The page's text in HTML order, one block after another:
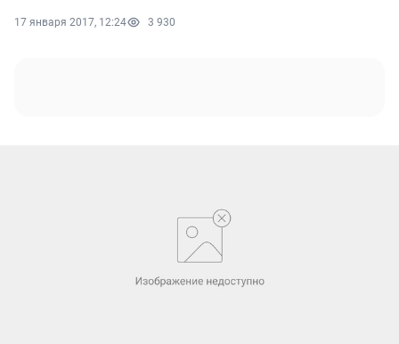
17 января 2017, 12:24 3 930